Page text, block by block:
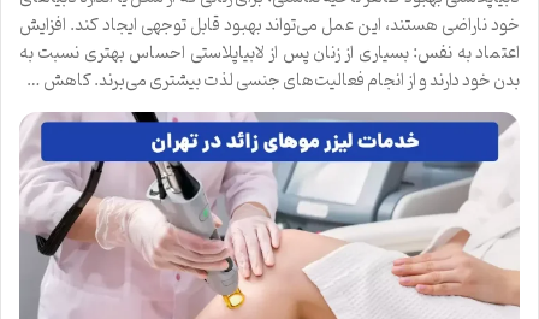
خود ناراضی هستند، این عمل می‌تواند بهبود قابل توجهی ایجاد کند. افزایش
اعتماد به نفس: بسیاری از زنان پس از لابیاپلاستی احساس بهتری نسبت به
بدن خود دارند و از انجام فعالیت‌های جنسی لذت بیشتری می‌برند. کاهش …